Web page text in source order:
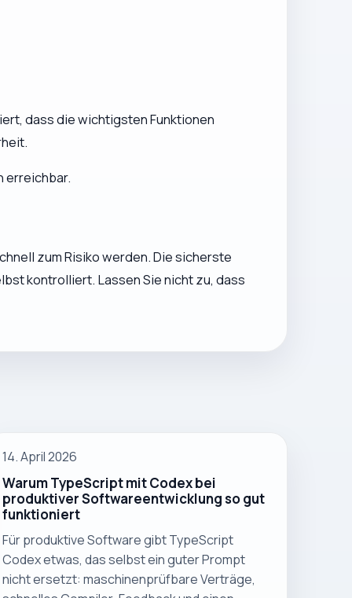
dass die wichtigsten Funktionen
erreichbar.
zum Risiko werden. Die sicherste
kontrolliert. Lassen Sie nicht zu, dass
14. April 2026
Warum TypeScript mit Codex bei
produktiver Softwareentwicklung so gut
funktioniert
Für produktive Software gibt TypeScript
Codex etwas, das selbst ein guter Prompt
nicht ersetzt: maschinenprüfbare Verträge,